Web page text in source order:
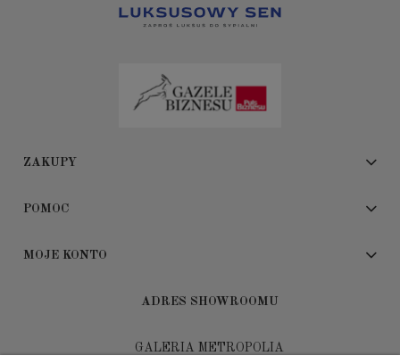
ZAKUPY
POMOC
MOJE KONTO
ADRES SHOWROOMU
GALERIA METROPOLIA